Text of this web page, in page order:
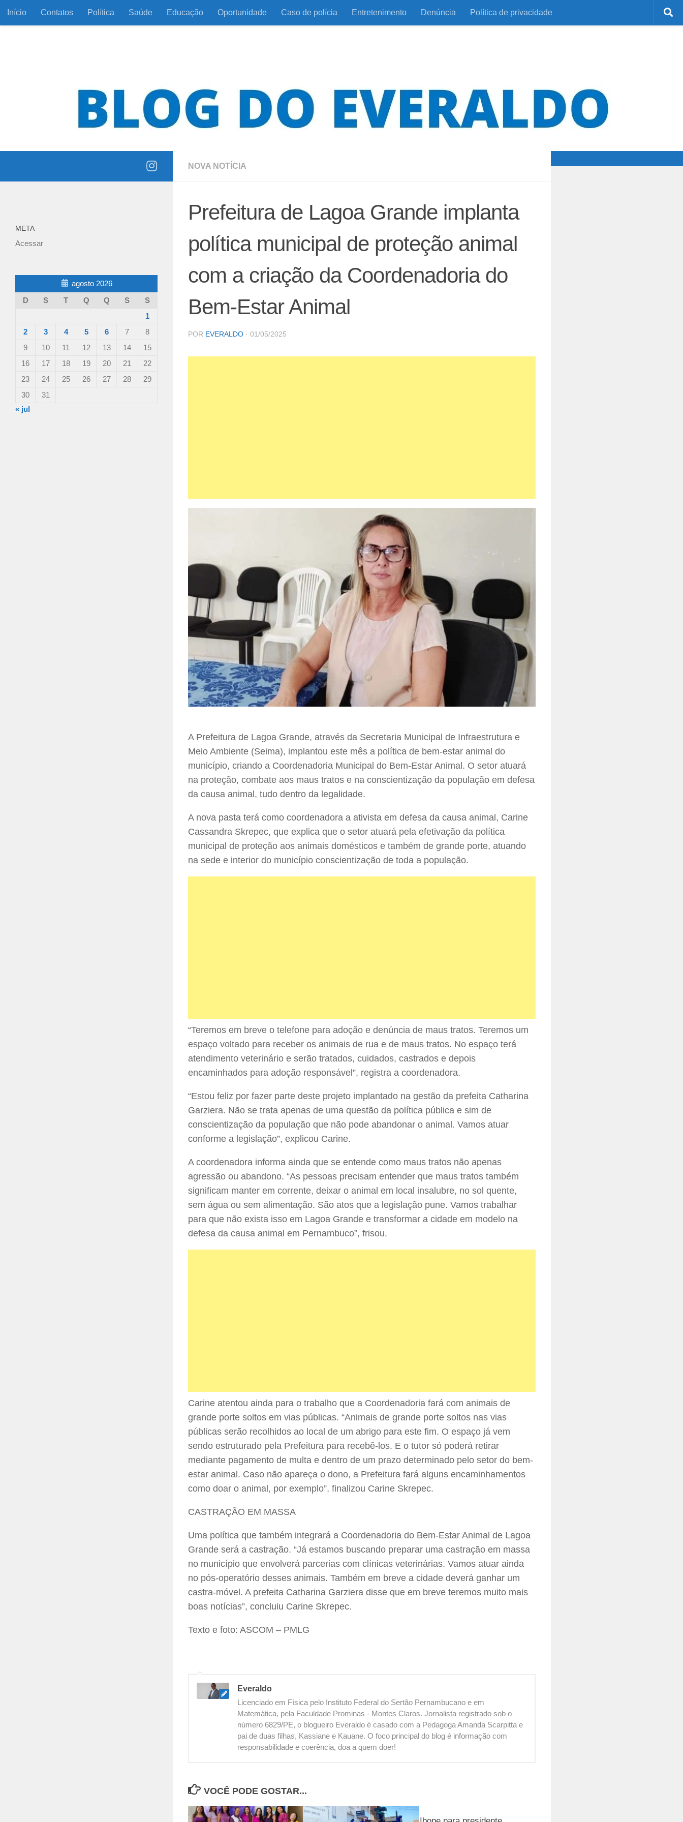
Skip to content
Início Contatos Política Saúde Educação Oportunidade Caso de polícia Entretenimento Denúncia Política de privacidade
NOVA NOTÍCIA
Prefeitura de Lagoa Grande implanta
política municipal de proteção animal
com a criação da Coordenadoria do
Bem-Estar Animal
POR EVERALDO · 01/05/2025
A Prefeitura de Lagoa Grande, através da Secretaria Municipal de Infraestrutura e
Meio Ambiente (Seima), implantou este mês a política de bem-estar animal do
município, criando a Coordenadoria Municipal do Bem-Estar Animal. O setor atuará
na proteção, combate aos maus tratos e na conscientização da população em defesa
da causa animal, tudo dentro da legalidade.
A nova pasta terá como coordenadora a ativista em defesa da causa animal, Carine
Cassandra Skrepec, que explica que o setor atuará pela efetivação da política
municipal de proteção aos animais domésticos e também de grande porte, atuando
na sede e interior do município conscientização de toda a população.
“Teremos em breve o telefone para adoção e denúncia de maus tratos. Teremos um
espaço voltado para receber os animais de rua e de maus tratos. No espaço terá
atendimento veterinário e serão tratados, cuidados, castrados e depois
encaminhados para adoção responsável”, registra a coordenadora.
“Estou feliz por fazer parte deste projeto implantado na gestão da prefeita Catharina
Garziera. Não se trata apenas de uma questão da política pública e sim de
conscientização da população que não pode abandonar o animal. Vamos atuar
conforme a legislação”, explicou Carine.
A coordenadora informa ainda que se entende como maus tratos não apenas
agressão ou abandono. “As pessoas precisam entender que maus tratos também
significam manter em corrente, deixar o animal em local insalubre, no sol quente,
sem água ou sem alimentação. São atos que a legislação pune. Vamos trabalhar
para que não exista isso em Lagoa Grande e transformar a cidade em modelo na
defesa da causa animal em Pernambuco”, frisou.
Carine atentou ainda para o trabalho que a Coordenadoria fará com animais de
grande porte soltos em vias públicas. “Animais de grande porte soltos nas vias
públicas serão recolhidos ao local de um abrigo para este fim. O espaço já vem
sendo estruturado pela Prefeitura para recebê-los. E o tutor só poderá retirar
mediante pagamento de multa e dentro de um prazo determinado pelo setor do bem-
estar animal. Caso não apareça o dono, a Prefeitura fará alguns encaminhamentos
como doar o animal, por exemplo”, finalizou Carine Skrepec.
CASTRAÇÃO EM MASSA
Uma política que também integrará a Coordenadoria do Bem-Estar Animal de Lagoa
Grande será a castração. “Já estamos buscando preparar uma castração em massa
no município que envolverá parcerias com clínicas veterinárias. Vamos atuar ainda
no pós-operatório desses animais. Também em breve a cidade deverá ganhar um
castra-móvel. A prefeita Catharina Garziera disse que em breve teremos muito mais
boas notícias”, concluiu Carine Skrepec.
Texto e foto: ASCOM – PMLG
Everaldo
Licenciado em Física pelo Instituto Federal do Sertão Pernambucano e em
Matemática, pela Faculdade Prominas - Montes Claros. Jornalista registrado sob o
número 6829/PE, o blogueiro Everaldo é casado com a Pedagoga Amanda Scarpitta e
pai de duas filhas, Kassiane e Kauane. O foco principal do blog é informação com
responsabilidade e coerência, doa a quem doer!
VOCÊ PODE GOSTAR...
META
Acessar
agosto 2026
D
S T Q Q S
S
1
2
3 4 5 6 7
8
9
10 11 12 13 14
15
16
17 18 19 20 21
22
23
24 25 26 27 28
29
30
31
« jul